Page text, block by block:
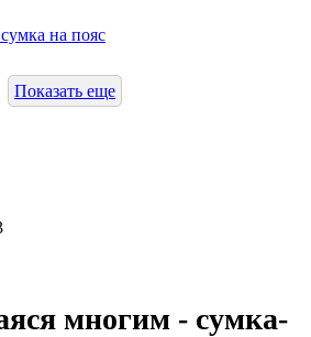
на пояс
Показать еще
многим - сумка-